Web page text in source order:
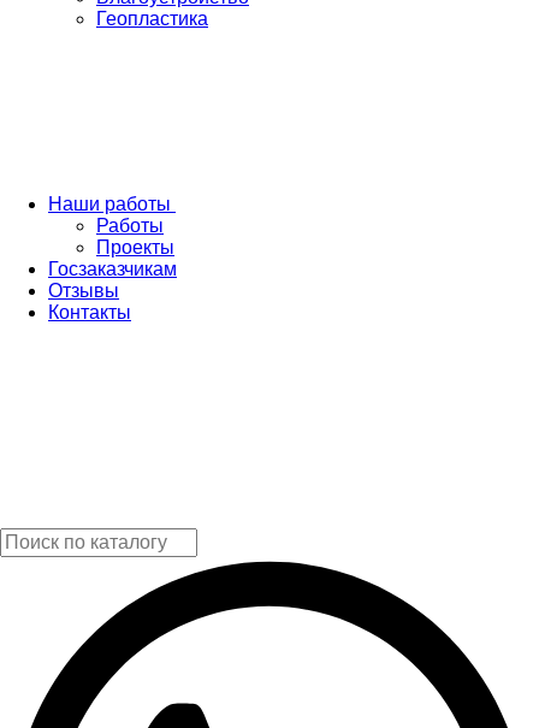
Геопластика
Наши работы
Работы
Проекты
Госзаказчикам
Отзывы
Контакты